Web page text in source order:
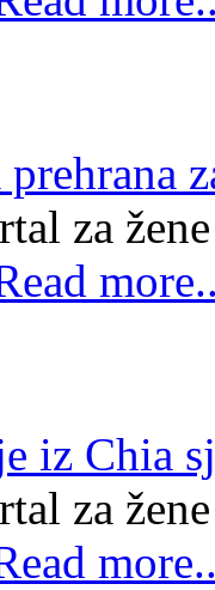
za žene
iz Chia
za žene